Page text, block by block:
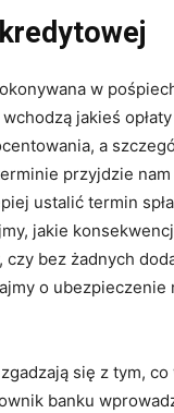
w
jakieś
a
przyjdzie
ustalić termin
jakie
czy bez żadnych
o
się z tym,
banku